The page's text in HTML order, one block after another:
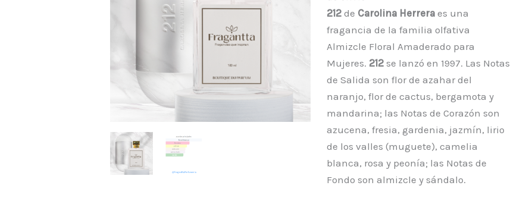
212de Carolina Herreraes una
fragancia de la familia olfativa
Almizcle Floral Amaderado para
Mujeres. 212se lanzó en 1997. Las Notas
de Salida son flor de azahar del
naranjo, flor de cactus, bergamota y
mandarina; las Notas de Corazón son
azucena, fresia, gardenia, jazmín, lirio
de los valles (muguete), camelia
blanca, rosa y peonía; las Notas de
Fondo son almizcle y sándalo.